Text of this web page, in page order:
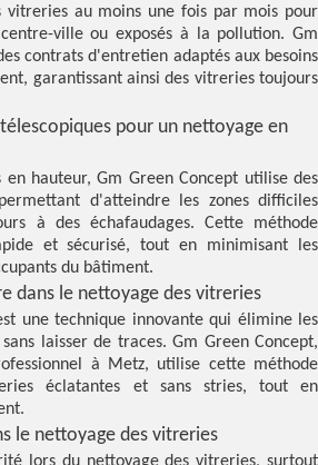
vitreries au moins une fois par mois pour
ville ou exposés à la pollution. Gm
contrats d'entretien adaptés aux besoins
garantissant ainsi des vitreries toujours
pour un nettoyage en
en hauteur, Gm Green Concept utilise des
d'atteindre les zones difficiles
à des échafaudages. Cette méthode
et sécurisé, tout en minimisant les
du bâtiment.
dans le nettoyage des vitreries
une technique innovante qui élimine les
laisser de traces. Gm Green Concept,
à Metz, utilise cette méthode
éclatantes et sans stries, tout en
le nettoyage des vitreries